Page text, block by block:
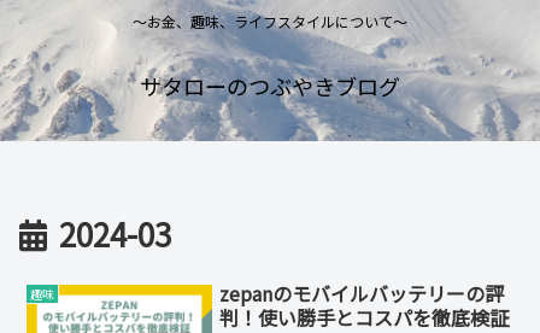
～お金、趣味、ライフスタイルについて～
サタローのつぶやきブログ
2024-03
趣味
zepanのモバイルバッテリーの評
判！使い勝手とコスパを徹底検証